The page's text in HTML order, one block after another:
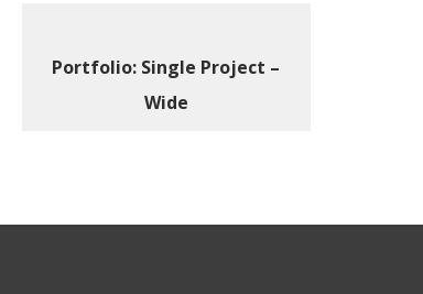
Portfolio: Single Project –
Wide